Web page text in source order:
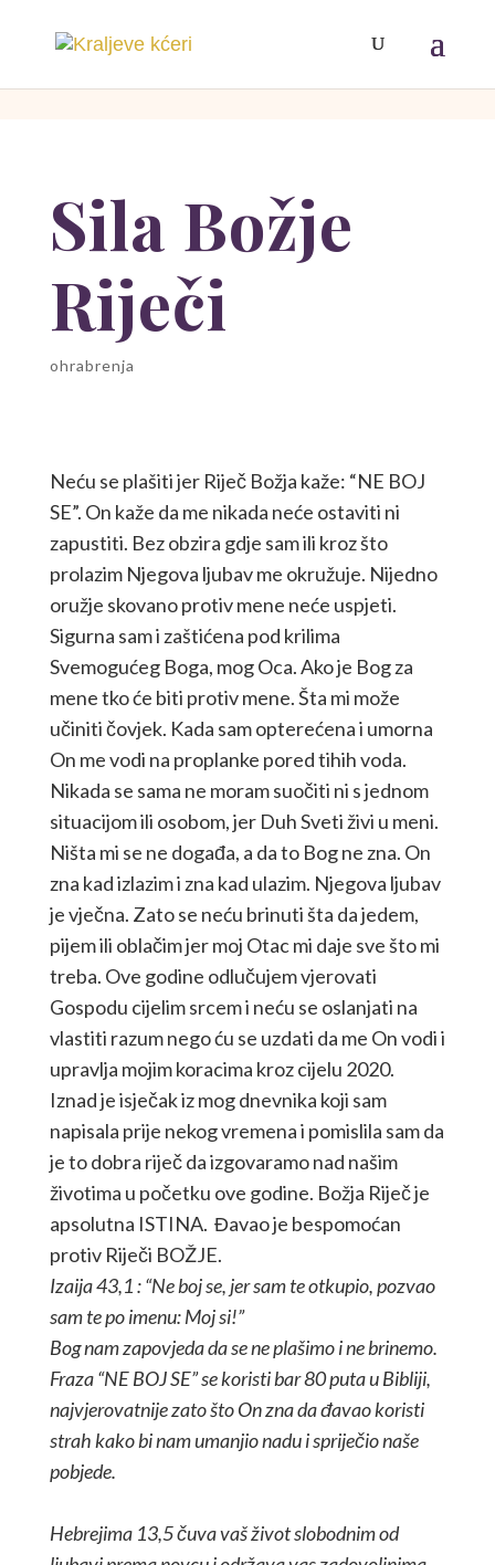
Sila Božje
Riječi
ohrabrenja
Neću se plašiti jer Riječ Božja kaže: “NE BOJ
SE”. On kaže da me nikada neće ostaviti ni
zapustiti. Bez obzira gdje sam ili kroz što
prolazim Njegova ljubav me okružuje. Nijedno
oružje skovano protiv mene neće uspjeti.
Sigurna sam i zaštićena pod krilima
Svemogućeg Boga, mog Oca. Ako je Bog za
mene tko će biti protiv mene. Šta mi može
učiniti čovjek. Kada sam opterećena i umorna
On me vodi na proplanke pored tihih voda.
Nikada se sama ne moram suočiti ni s jednom
situacijom ili osobom, jer Duh Sveti živi u meni.
Ništa mi se ne događa, a da to Bog ne zna. On
zna kad izlazim i zna kad ulazim. Njegova ljubav
je vječna. Zato se neću brinuti šta da jedem,
pijem ili oblačim jer moj Otac mi daje sve što mi
treba. Ove godine odlučujem vjerovati
Gospodu cijelim srcem i neću se oslanjati na
vlastiti razum nego ću se uzdati da me On vodi i
upravlja mojim koracima kroz cijelu 2020.
Iznad je isječak iz mog dnevnika koji sam
napisala prije nekog vremena i pomislila sam da
je to dobra riječ da izgovaramo nad našim
životima u početku ove godine. Božja Riječ je
apsolutna ISTINA. Đavao je bespomoćan
protiv Riječi BOŽJE.
Izaija 43,1 : “Ne boj se, jer sam te otkupio, pozvao
sam te po imenu: Moj si!”
Bog nam zapovjeda da se ne plašimo i ne brinemo.
Fraza “NE BOJ SE” se koristi bar 80 puta u Bibliji,
najvjerovatnije zato što On zna da đavao koristi
strah kako bi nam umanjio nadu i spriječio naše
pobjede.
Hebrejima 13,5 čuva vaš život slobodnim od